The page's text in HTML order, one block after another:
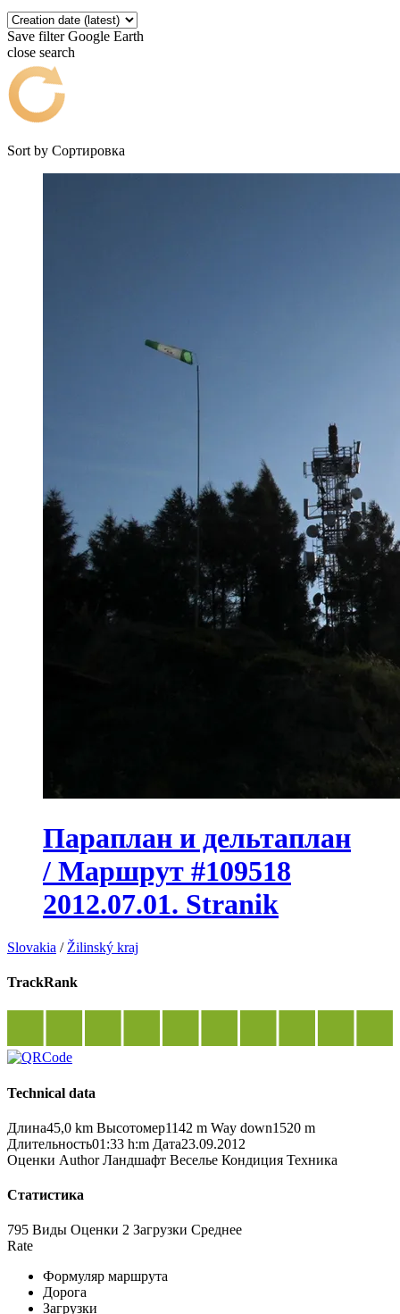
Save filter Google Earth
close search
Sort by Сортировка
Параплан и дельтаплан
/ Маршрут #109518
2012.07.01. Stranik
Slovakia / Žilinský kraj
TrackRank
Technical data
Длина45,0 km Высотомер1142 m Way down1520 m
Длительность01:33 h:m Дата23.09.2012
Оценки Author Ландшафт Веселье Кондиция Техника
Статистика
795 Виды Оценки 2 Загрузки Среднее
Rate
Формуляр маршрута
Дорога
Загрузки